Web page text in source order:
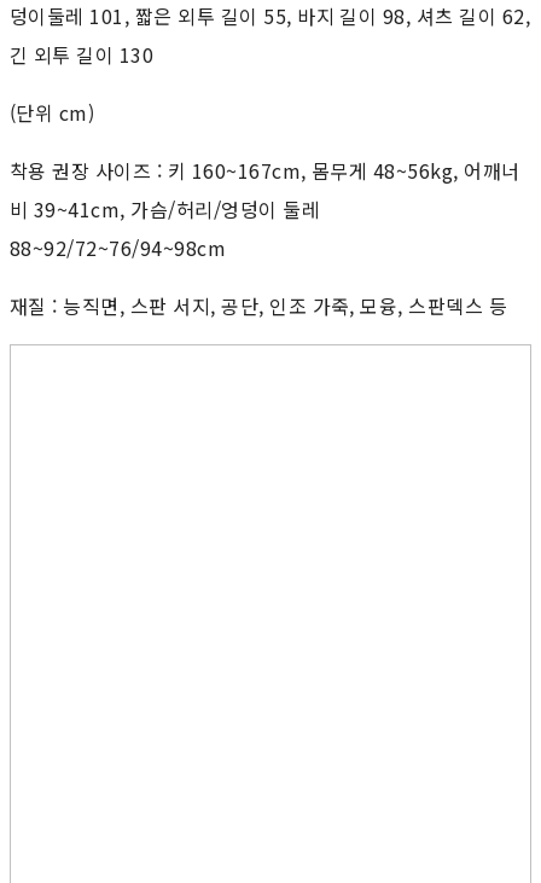
덩이둘레 101, 짧은 외투 길이 55, 바지 길이 98, 셔츠 길이 62,
긴 외투 길이 130
(단위 cm)
착용 권장 사이즈 : 키 160~167cm, 몸무게 48~56kg, 어깨너
비 39~41cm, 가슴/허리/엉덩이 둘레
88~92/72~76/94~98cm
재질 : 능직면, 스판 서지, 공단, 인조 가죽, 모융, 스판덱스 등